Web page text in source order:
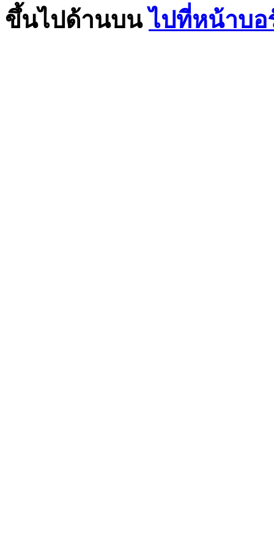
ขึ้นไปด้านบน ไปที่หน้าบอ